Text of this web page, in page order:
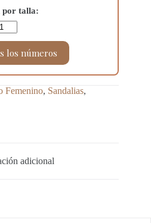
por talla:
los números
Femenino, Sandalias,
adicional